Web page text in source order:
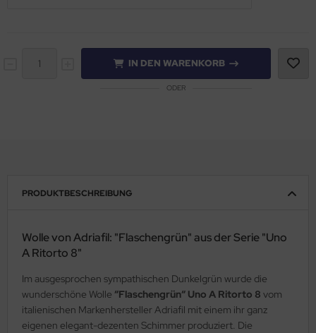
IN DEN WARENKORB
ODER
PRODUKTBESCHREIBUNG
Wolle von Adriafil: "Flaschengrün" aus der Serie "Uno
A Ritorto 8"
Im ausgesprochen sympathischen Dunkelgrün wurde die
wunderschöne Wolle “Flaschengrün“ Uno A Ritorto 8 vom
italienischen Markenhersteller Adriafil mit einem ihr ganz
eigenen elegant-dezenten Schimmer produziert. Die